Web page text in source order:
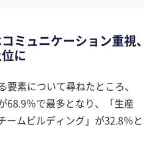
ミュニケーション重視、
に
素について尋ねたところ、
68.9％で最多となり、「生産
ームビルディング」が32.8％と